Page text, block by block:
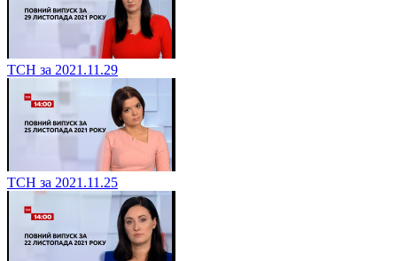
ТСН за 2021.11.29
ТСН за 2021.11.25